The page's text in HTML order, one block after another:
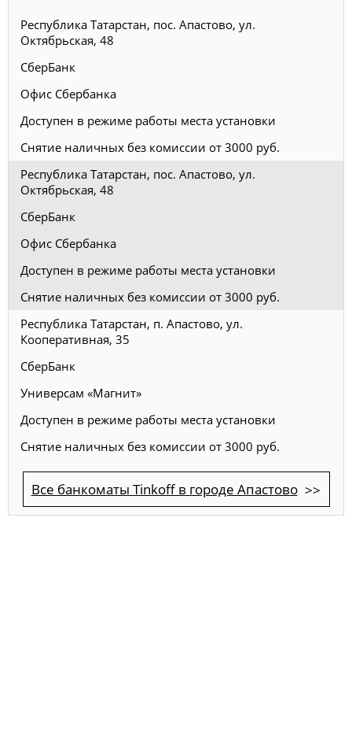
Республика Татарстан, пос. Апастово, ул.
Октябрьская, 48
СберБанк
Офис Сбербанка
Доступен в режиме работы места установки
Снятие наличных без комиссии от 3000 руб.
Республика Татарстан, пос. Апастово, ул.
Октябрьская, 48
СберБанк
Офис Сбербанка
Доступен в режиме работы места установки
Снятие наличных без комиссии от 3000 руб.
Республика Татарстан, п. Апастово, ул.
Кооперативная, 35
СберБанк
Универсам «Магнит»
Доступен в режиме работы места установки
Снятие наличных без комиссии от 3000 руб.
Все банкоматы Tinkoff в городе Апастово